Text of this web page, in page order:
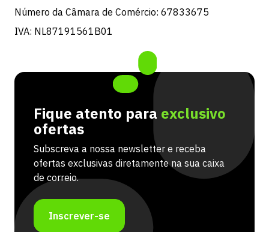
Número da Câmara de Comércio: 67833675
IVA: NL87191561B01
Fique atento para exclusivo
ofertas
Subscreva a nossa newsletter e receba
ofertas exclusivas diretamente na sua caixa
de correio.
Inscrever-se